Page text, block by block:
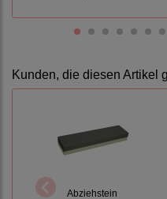
Kunden, die diesen Artikel
Abziehstein